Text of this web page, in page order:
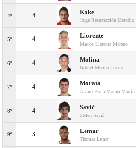
4º 4 Koke
Jorge Resurrección Merodio
5º 4 Llorente
Marcos Llorente Moreno
6º 4 Molina
Nahuel Molina Lucero
7º 4 Morata
Álvaro Borja Morata Martín
8º 4 Savić
Stefan Savić
9º 3 Lemar
Thomas Lemar